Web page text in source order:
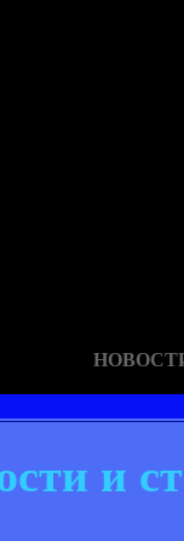
и